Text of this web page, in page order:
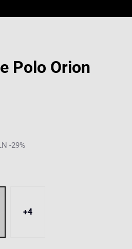
Polo Orion
-29%
+4